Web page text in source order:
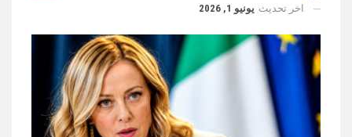
اخر تحديث يونيو 1, 2026